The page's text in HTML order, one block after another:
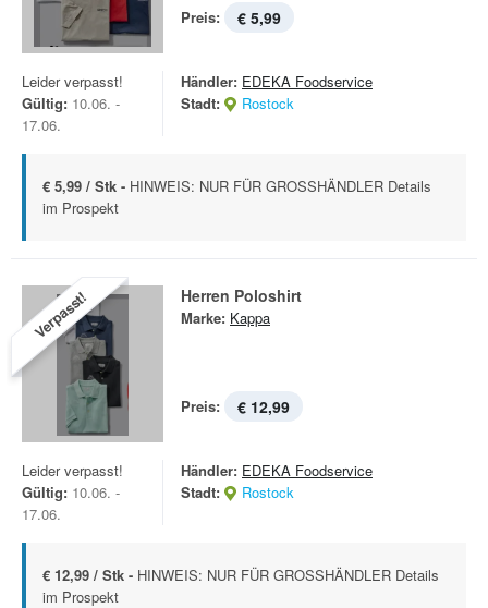
Preis: € 5,99
Leider verpasst!
Gültig: 10.06. -
17.06.
Händler: EDEKA Foodservice
Stadt:
Rostock
€ 5,99 / Stk - HINWEIS: NUR FÜR GROSSHÄNDLER Details
im Prospekt
Verpasst! Herren Poloshirt
Marke: Kappa
Preis: € 12,99
Leider verpasst!
Gültig: 10.06. -
17.06.
Händler: EDEKA Foodservice
Stadt:
Rostock
€ 12,99 / Stk - HINWEIS: NUR FÜR GROSSHÄNDLER Details
im Prospekt